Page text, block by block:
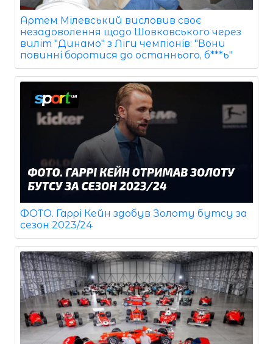
Артем Мілевський висловив своє
незадоволення щодо Шовковського через
виліт "Динамо" з Ліги чемпіонів: "Вони
повинні боротися до останнього, б***ь"
ФОТО. Гаррі Кейн здобув Золоту бутсу за
сезон 2023/24